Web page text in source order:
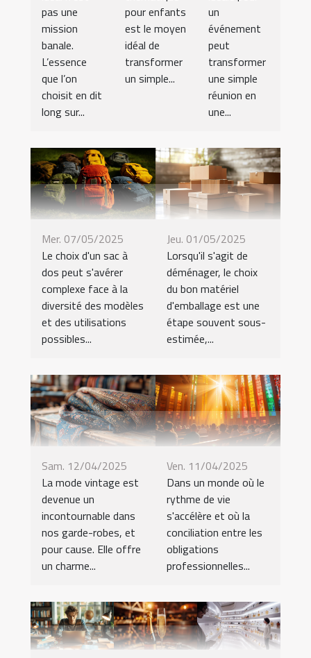
pas une
mission
banale.
L’essence
que l’on
choisit en dit
long sur...
pour enfants
est le moyen
idéal de
transformer
un simple...
un
événement
peut
transformer
une simple
réunion en
une...
Mer. 07/05/2025
Le choix d'un sac à
dos peut s'avérer
complexe face à la
diversité des modèles
et des utilisations
possibles...
Jeu. 01/05/2025
Lorsqu'il s'agit de
déménager, le choix
du bon matériel
d'emballage est une
étape souvent sous-
estimée,...
Sam. 12/04/2025
La mode vintage est
devenue un
incontournable dans
nos garde-robes, et
pour cause. Elle offre
un charme...
Ven. 11/04/2025
Dans un monde où le
rythme de vie
s'accélère et où la
conciliation entre les
obligations
professionnelles...